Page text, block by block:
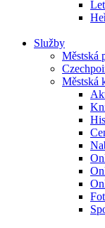
Služby
Městská
Městská